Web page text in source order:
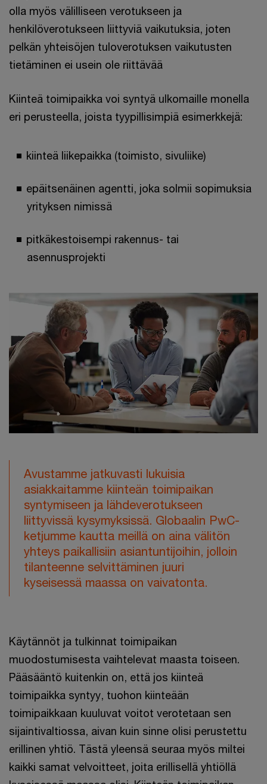
olla myös välilliseen verotukseen ja
henkilöverotukseen liittyviä vaikutuksia, joten
pelkän yhteisöjen tuloverotuksen vaikutusten
tietäminen ei usein ole riittävää
Kiinteä toimipaikka voi syntyä ulkomaille monella
eri perusteella, joista tyypillisimpiä esimerkkejä:
kiinteä liikepaikka (toimisto, sivuliike)
epäitsenäinen agentti, joka solmii sopimuksia
yrityksen nimissä
pitkäkestoisempi rakennus- tai
asennusprojekti
Avustamme jatkuvasti lukuisia
asiakkaitamme kiinteän toimipaikan
syntymiseen ja lähdeverotukseen
liittyvissä kysymyksissä. Globaalin PwC-
ketjumme kautta meillä on aina välitön
yhteys paikallisiin asiantuntijoihin, jolloin
tilanteenne selvittäminen juuri
kyseisessä maassa on vaivatonta.
Käytännöt ja tulkinnat toimipaikan
muodostumisesta vaihtelevat maasta toiseen.
Pääsääntö kuitenkin on, että jos kiinteä
toimipaikka syntyy, tuohon kiinteään
toimipaikkaan kuuluvat voitot verotetaan sen
sijaintivaltiossa, aivan kuin sinne olisi perustettu
erillinen yhtiö. Tästä yleensä seuraa myös miltei
kaikki samat velvoitteet, joita erillisellä yhtiöllä